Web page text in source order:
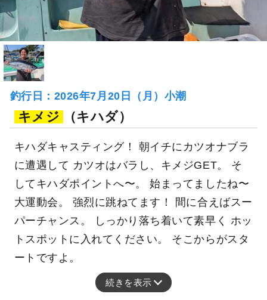
釣行日：2026年7月20日（月）小潮
キメジ （キハダ）
キハダキャスティング！ 朝イチにカツオナブラ
に遭遇して カツオはバラし、キメジGET。 そ
してキハダポイントへ〜。 始まってましたね〜
大運動会。 強烈に跳ねてます！ 間に合えばスー
パーチャンス。 しっかり落ち着いて素早く ホッ
トスポットに入れてください。 そこからがスタ
ートですよ。
続きを表示